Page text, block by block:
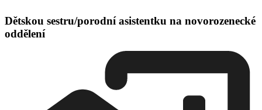
Dětskou sestru/porodní asistentku na novorozenecké
oddělení